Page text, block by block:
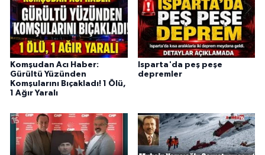
Komşudan Acı Haber:
Gürültü Yüzünden
Komşularını Bıçakladı! 1 Ölü,
1 Ağır Yaralı
Isparta'da peş peşe
depremler